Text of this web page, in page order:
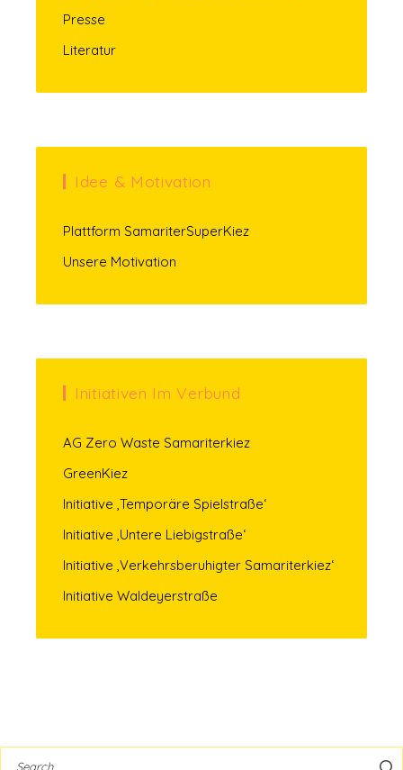
Presse
Literatur
Idee & Motivation
Plattform SamariterSuperKiez
Unsere Motivation
Initiativen Im Verbund
AG Zero Waste Samariterkiez
GreenKiez
Initiative ‚Temporäre Spielstraße‘
Initiative ‚Untere Liebigstraße‘
Initiative ‚Verkehrsberuhigter Samariterkiez‘
Initiative Waldeyerstraße